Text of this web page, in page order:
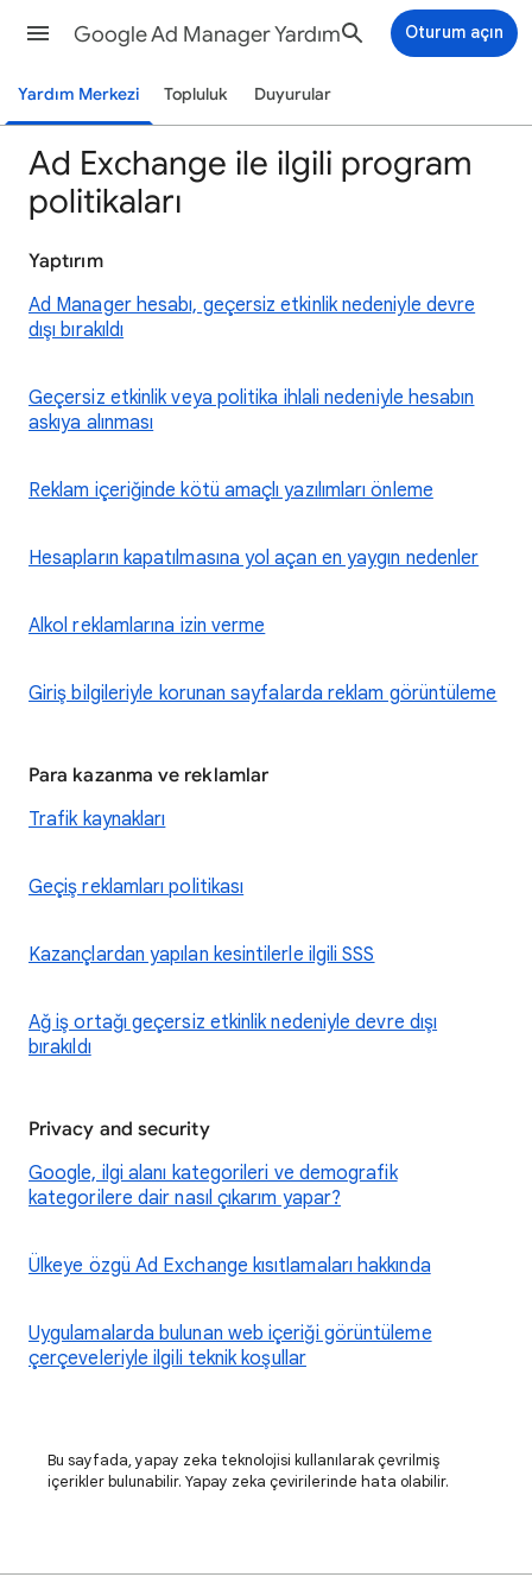
Google Ad Manager Yardım Oturum açın
Yardım Merkezi Topluluk Duyurular
Ad Exchange ile ilgili program
politikaları
Yaptırım
Ad Manager hesabı, geçersiz etkinlik nedeniyle devre
dışı bırakıldı
Geçersiz etkinlik veya politika ihlali nedeniyle hesabın
askıya alınması
Reklam içeriğinde kötü amaçlı yazılımları önleme
Hesapların kapatılmasına yol açan en yaygın nedenler
Alkol reklamlarına izin verme
Giriş bilgileriyle korunan sayfalarda reklam görüntüleme
Para kazanma ve reklamlar
Trafik kaynakları
Geçiş reklamları politikası
Kazançlardan yapılan kesintilerle ilgili SSS
Ağ iş ortağı geçersiz etkinlik nedeniyle devre dışı
bırakıldı
Privacy and security
Google, ilgi alanı kategorileri ve demografik
kategorilere dair nasıl çıkarım yapar?
Ülkeye özgü Ad Exchange kısıtlamaları hakkında
Uygulamalarda bulunan web içeriği görüntüleme
çerçeveleriyle ilgili teknik koşullar
Bu sayfada, yapay zeka teknolojisi kullanılarak çevrilmiş
içerikler bulunabilir. Yapay zeka çevirilerinde hata olabilir.